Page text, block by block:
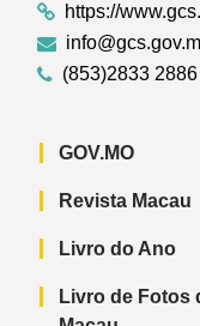
https://
(853)2833 2886
GOV.MO
Revista Macau
Livro do Ano
Livro de Fotos